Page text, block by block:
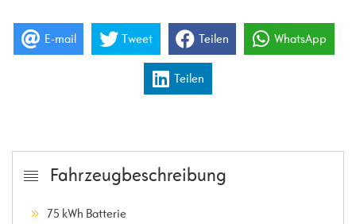
E-mail Tweet Teilen WhatsApp
Teilen
Fahrzeugbeschreibung
75 kWh Batterie